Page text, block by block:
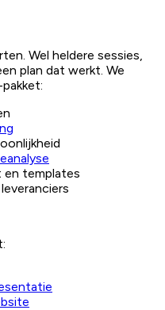
Wel heldere sessies,
plan dat werkt. We
en templates